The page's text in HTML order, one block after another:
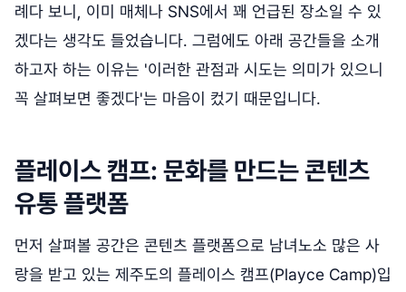
례다 보니, 이미 매체나 SNS에서 꽤 언급된 장소일 수 있
겠다는 생각도 들었습니다. 그럼에도 아래 공간들을 소개
하고자 하는 이유는 '이러한 관점과 시도는 의미가 있으니
꼭 살펴보면 좋겠다'는 마음이 컸기 때문입니다.
플레이스 캠프: 문화를 만드는 콘텐츠
유통 플랫폼
먼저 살펴볼 공간은 콘텐츠 플랫폼으로 남녀노소 많은 사
랑을 받고 있는 제주도의 플레이스 캠프(Playce Camp)입